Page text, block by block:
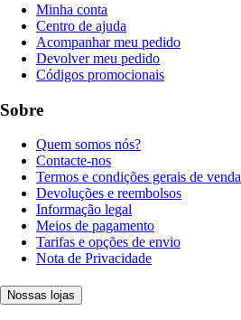
Minha conta
Centro de ajuda
Acompanhar meu pedido
Devolver meu pedido
Códigos promocionais
Sobre
Quem somos nós?
Contacte-nos
Termos e condições gerais de venda
Devoluções e reembolsos
Informação legal
Meios de pagamento
Tarifas e opções de envio
Nota de Privacidade
Nossas lojas